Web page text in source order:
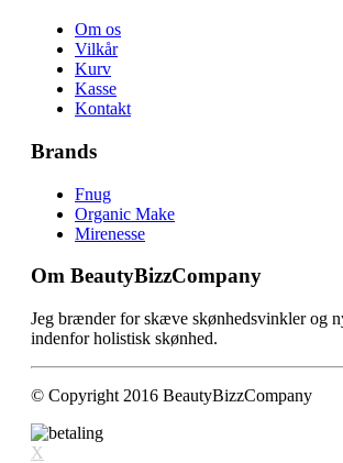
Om os
Vilkår
Kurv
Kasse
Kontakt
Brands
Fnug
Organic Make
Mirenesse
Om BeautyBizzCompany
Jeg brænder for skæve skønhedsvinkler og
indenfor holistisk skønhed.
© Copyright 2016 BeautyBizzCompany
X